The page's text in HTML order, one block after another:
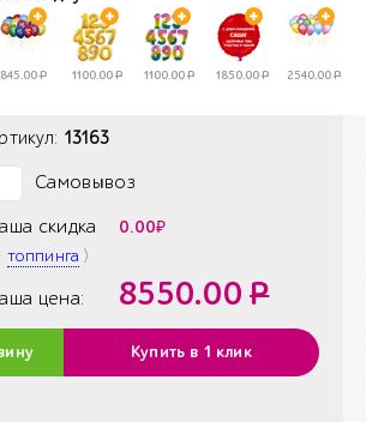
845.00Р 1100.00Р 1100.00Р 1850.00Р 2540.00Р
13163
Самовывоз
скидка 0.00₽
топпинга )
цена: 8550.00 Р
Купить в 1 клик